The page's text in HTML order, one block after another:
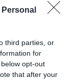
third parties, or
for
opt-out
that after your
i trattorie**:
zapłacisz
pamiętać,
od lokalizacji